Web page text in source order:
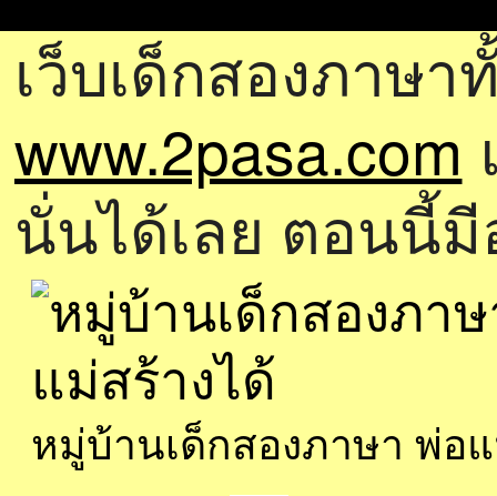
เว็บเด็กสองภาษ
www.2pasa.com
นั่นได้เลย ตอนนี้มี
หมู่บ้านเด็กสองภาษา พ่อ